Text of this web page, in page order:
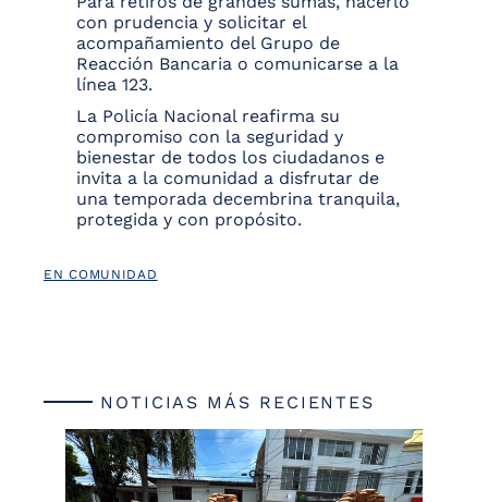
con prudencia y solicitar el
acompañamiento del Grupo de
Reacción Bancaria o comunicarse a la
línea 123.
La Policía Nacional reafirma su
compromiso con la seguridad y
bienestar de todos los ciudadanos e
invita a la comunidad a disfrutar de
una temporada decembrina tranquila,
protegida y con propósito.
EN COMUNIDAD
NOTICIAS MÁS RECIENTES